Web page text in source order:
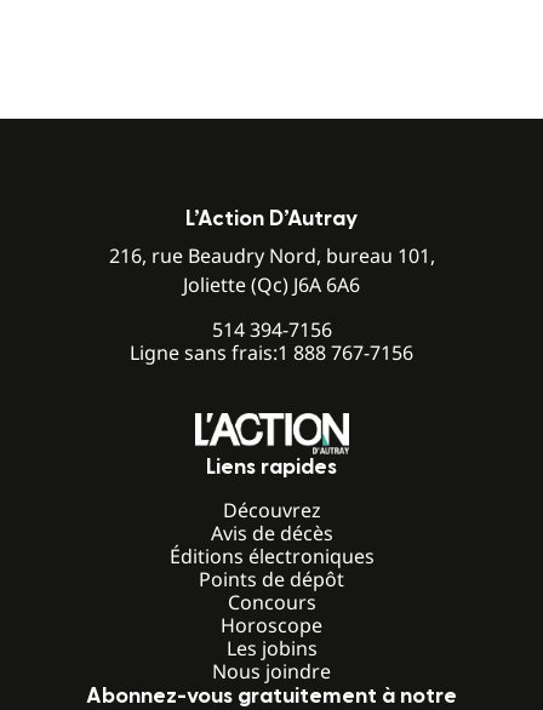
L’Action D’Autray
216, rue Beaudry Nord, bureau 101,
Joliette (Qc) J6A 6A6
514 394-7156
Ligne sans frais:1 888 767-7156
Liens rapides
Découvrez
Avis de décès
Éditions électroniques
Points de dépôt
Concours
Horoscope
Les jobins
Nous joindre
Abonnez-vous gratuitement à notre